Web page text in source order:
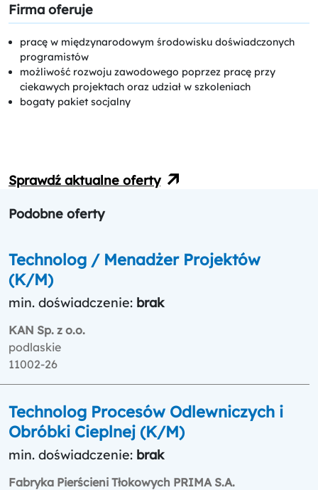
Firma oferuje
pracę w międzynarodowym środowisku doświadczonych
programistów
możliwość rozwoju zawodowego poprzez pracę przy
ciekawych projektach oraz udział w szkoleniach
bogaty pakiet socjalny
Sprawdź aktualne oferty
Podobne oferty
Technolog / Menadżer Projektów
(K/M)
min. doświadczenie: brak
KAN Sp. z o.o.
podlaskie
11002-26
Technolog Procesów Odlewniczych i
Obróbki Cieplnej (K/M)
min. doświadczenie: brak
Fabryka Pierścieni Tłokowych PRIMA S.A.